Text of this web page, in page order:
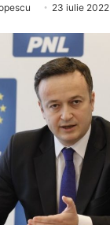
23 iulie 2022